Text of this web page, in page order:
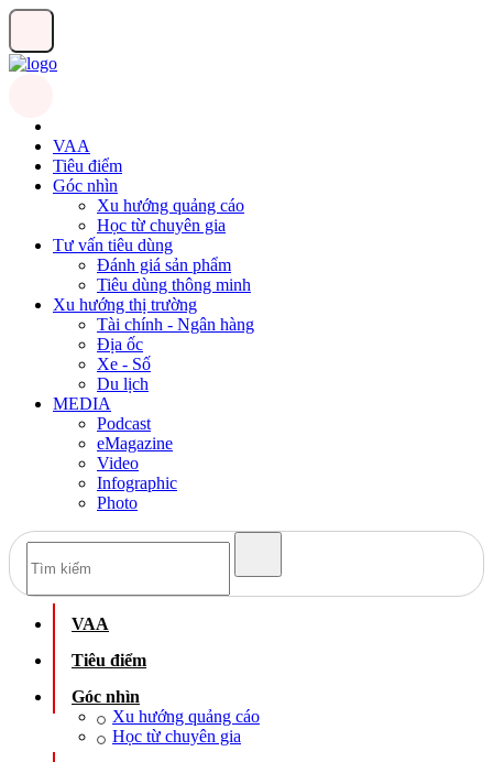
VAA
Tiêu điểm
Góc nhìn
Xu hướng quảng cáo
Học từ chuyên gia
Tư vấn tiêu dùng
Đánh giá sản phẩm
Tiêu dùng thông minh
Xu hướng thị trường
Tài chính - Ngân hàng
Địa ốc
Xe - Số
Du lịch
MEDIA
Podcast
eMagazine
Video
Infographic
Photo
VAA
Tiêu điểm
Góc nhìn
Xu hướng quảng cáo
Học từ chuyên gia